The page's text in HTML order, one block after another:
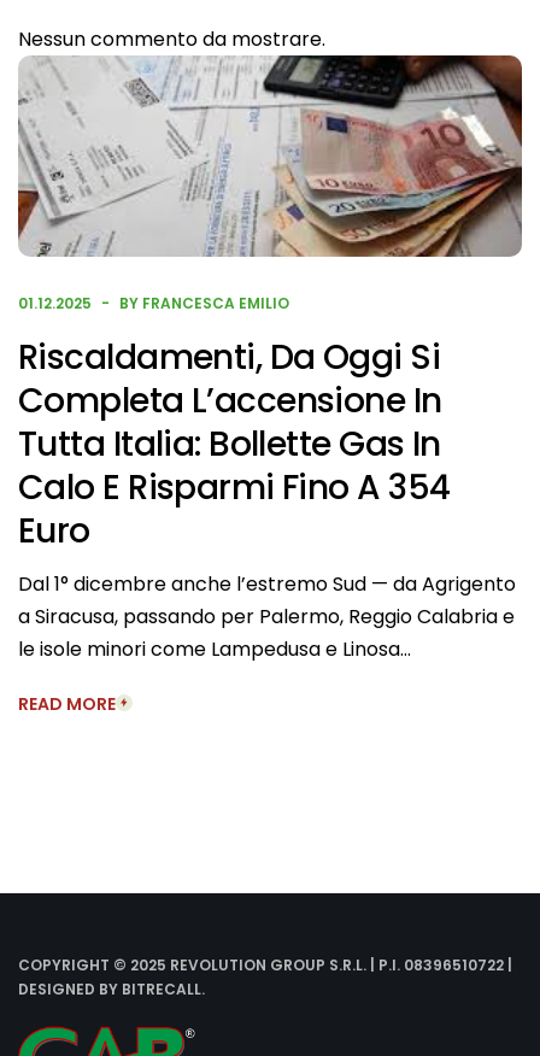
01.12.2025 BY FRANCESCA EMILIO
Riscaldamenti, Da Oggi Si
Completa L’accensione In
Tutta Italia: Bollette Gas In
Calo E Risparmi Fino A 354
Euro
Dal 1° dicembre anche l’estremo Sud — da Agrigento
a Siracusa, passando per Palermo, Reggio Calabria e
le isole minori come Lampedusa e Linosa…
READ MORE
Nessun commento da mostrare.
COPYRIGHT © 2025 REVOLUTION GROUP S.R.L. | P.I. 08396510722 |
DESIGNED BY BITRECALL.